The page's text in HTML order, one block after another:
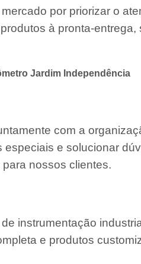
por priorizar o
à pronta-
Jardim Independência
com a
e solucionar
nossos clientes.
instrumentação
e produtos